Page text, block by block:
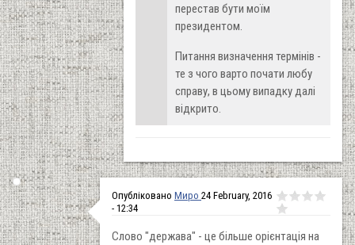
перестав бути моїм
президентом.
Питання визначення термінів -
те з чого варто почати любу
справу, в цьому випадку далі
відкрито.
Опубліковано Миро 24 February, 2016
- 12:34
Слово "держава" - це більше орієнтація на